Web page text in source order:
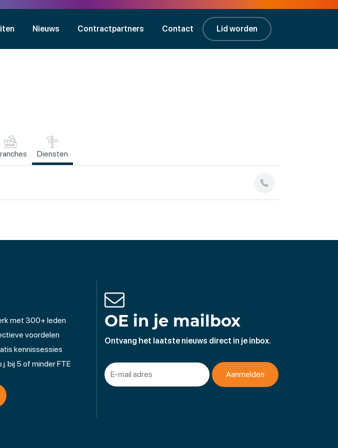
Nieuws Contractpartners Contact Lid worden
Diensten
met 300+ leden
voordelen
kennissessies
bij 5 of minder FTE
OE in je mailbox
Ontvang het laatste nieuws direct in je inbox.